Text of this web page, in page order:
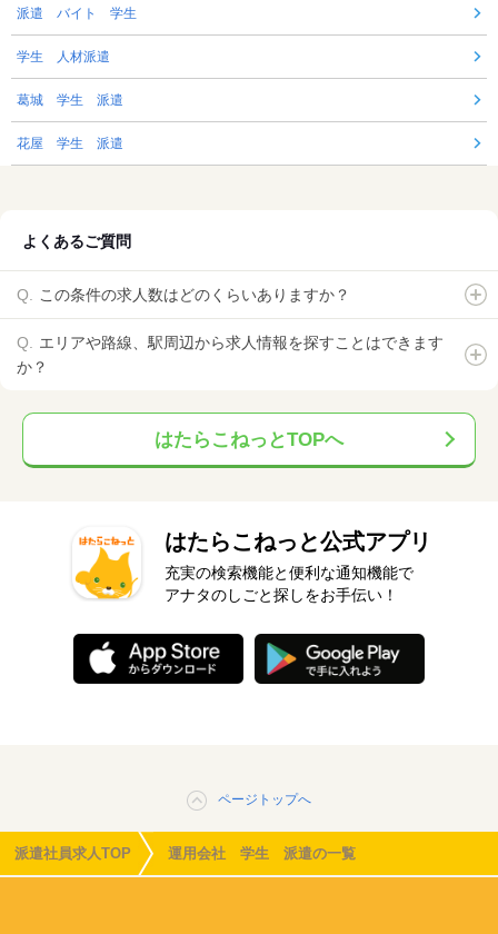
派遣 バイト 学生
学生 人材派遣
葛城 学生 派遣
花屋 学生 派遣
よくあるご質問
この条件の求人数はどのくらいありますか？
エリアや路線、駅周辺から求人情報を探すことはできます
か？
はたらこねっとTOPへ
はたらこねっと公式アプリ
充実の検索機能と便利な通知機能で
アナタのしごと探しをお手伝い！
ページトップへ
派遣社員求人TOP 運用会社 学生 派遣の一覧